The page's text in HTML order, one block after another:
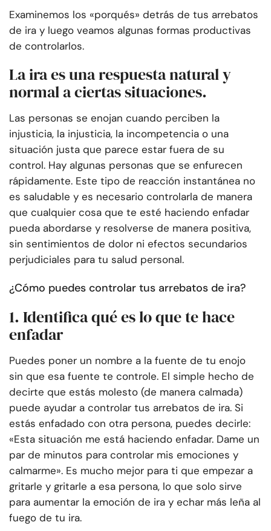
Examinemos los «porqués» detrás de tus arrebatos
de ira y luego veamos algunas formas productivas
de controlarlos.
La ira es una respuesta natural y
normal a ciertas situaciones.
Las personas se enojan cuando perciben la
injusticia, la injusticia, la incompetencia o una
situación justa que parece estar fuera de su
control. Hay algunas personas que se enfurecen
rápidamente. Este tipo de reacción instantánea no
es saludable y es necesario controlarla de manera
que cualquier cosa que te esté haciendo enfadar
pueda abordarse y resolverse de manera positiva,
sin sentimientos de dolor ni efectos secundarios
perjudiciales para tu salud personal.
¿Cómo puedes controlar tus arrebatos de ira?
1. Identifica qué es lo que te hace
enfadar
Puedes poner un nombre a la fuente de tu enojo
sin que esa fuente te controle. El simple hecho de
decirte que estás molesto (de manera calmada)
puede ayudar a controlar tus arrebatos de ira. Si
estás enfadado con otra persona, puedes decirle:
«Esta situación me está haciendo enfadar. Dame un
par de minutos para controlar mis emociones y
calmarme». Es mucho mejor para ti que empezar a
gritarle y gritarle a esa persona, lo que solo sirve
para aumentar la emoción de ira y echar más leña al
fuego de tu ira.